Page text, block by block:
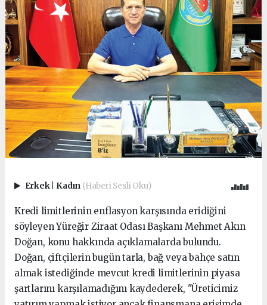
Erkek Kadın (Haberi Sesli Oku)
Kredi limitlerinin enflasyon karşısında eridiğini
söyleyen Yüreğir Ziraat Odası Başkanı Mehmet Akın
Doğan, konu hakkında açıklamalarda bulundu.
Doğan, çiftçilerin bugün tarla, bağ veya bahçe satın
almak istediğinde mevcut kredi limitlerinin piyasa
şartlarını karşılamadığını kaydederek, "Üreticimiz